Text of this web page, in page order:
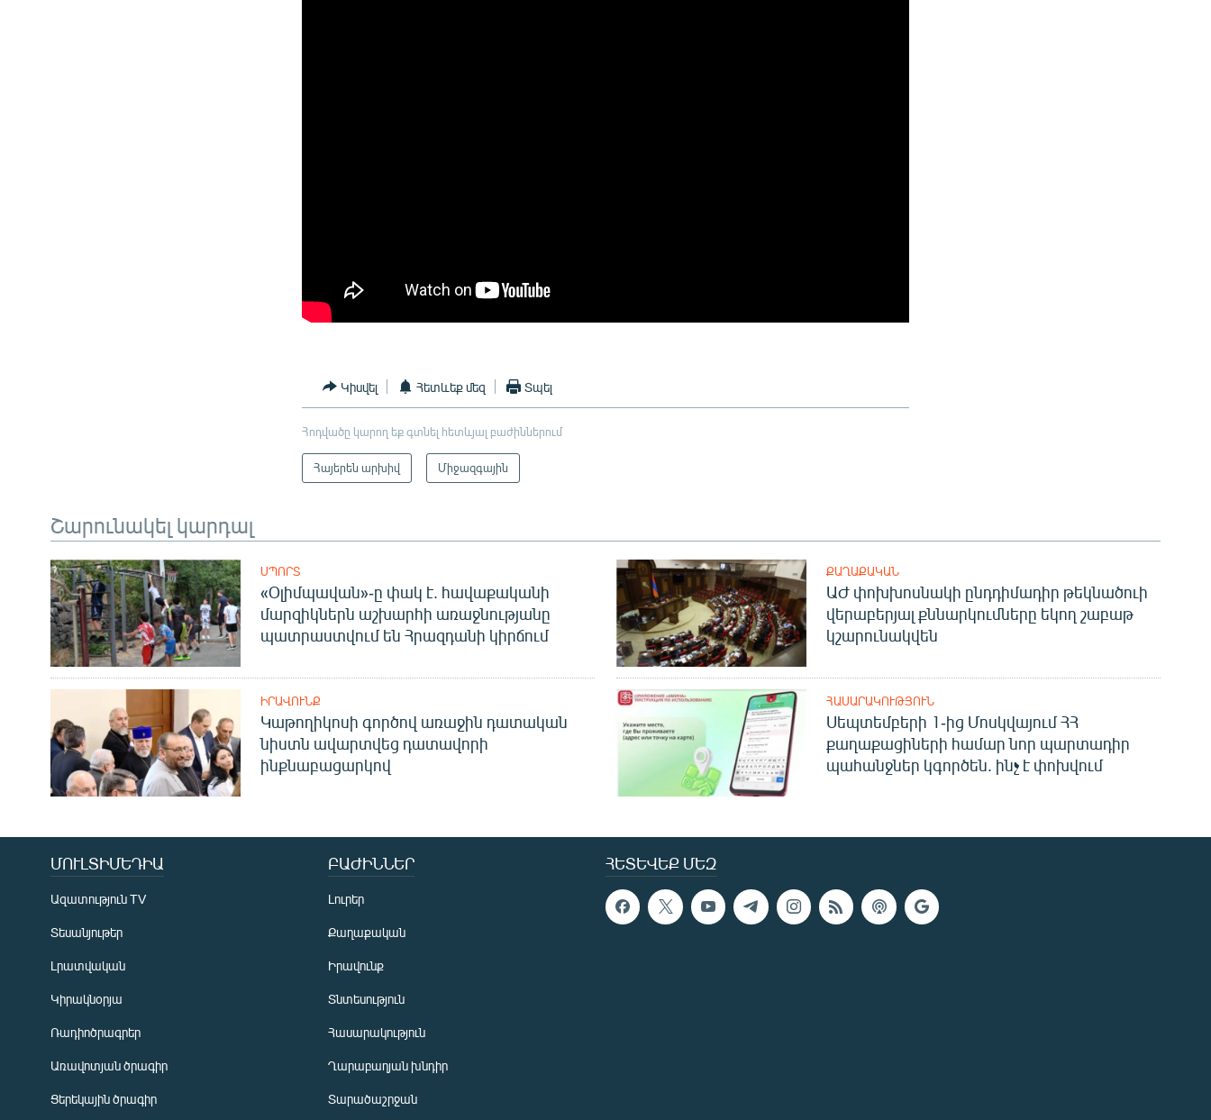
Կիսվել Հետևեք մեզ Տպել
Հոդվածը կարող եք գտնել հետևյալ բաժիններում
Հայերեն արխիվ Միջազգային
Շարունակել կարդալ
ՍՊՈՐՏ
«Օլիմպավան»-ը փակ է. հավաքականի
մարզիկներն աշխարհի առաջնությանը
պատրաստվում են Հրազդանի կիրճում
ՔԱՂԱՔԱԿԱՆ
ԱԺ փոխխոսնակի ընդդիմադիր թեկնածուի
վերաբերյալ քննարկումները եկող շաբաթ
կշարունակվեն
ԻՐԱՎՈՒՆՔ
Կաթողիկոսի գործով առաջին դատական
նիստն ավարտվեց դատավորի
ինքնաբացարկով
ՀԱՍԱՐԱԿՈՒԹՅՈՒՆ
Սեպտեմբերի 1-ից Մոսկվայում ՀՀ
քաղաքացիների համար նոր պարտադիր
պահանջներ կգործեն. ինչ է փոխվում
ՀԵՏԵՎԵՔ ՄԵԶ
ՄՈՒԼՏԻՄԵԴԻԱ
Ազատություն TV
Տեսանյութեր
Լրատվական
Կիրակնօրյա
Ռադիոծրագրեր
Առավոտյան ծրագիր
Ցերեկային ծրագիր
ԲԱԺԻՆՆԵՐ
Լուրեր
Քաղաքական
Իրավունք
Տնտեսություն
Հասարակություն
Ղարաբաղյան խնդիր
Տարածաշրջան